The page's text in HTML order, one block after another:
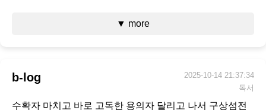
▼ more
b-log
2025-10-14 21:37:34
독서
수확자 마치고 바로 고독한 용의자 달리고 나서 구상섬전